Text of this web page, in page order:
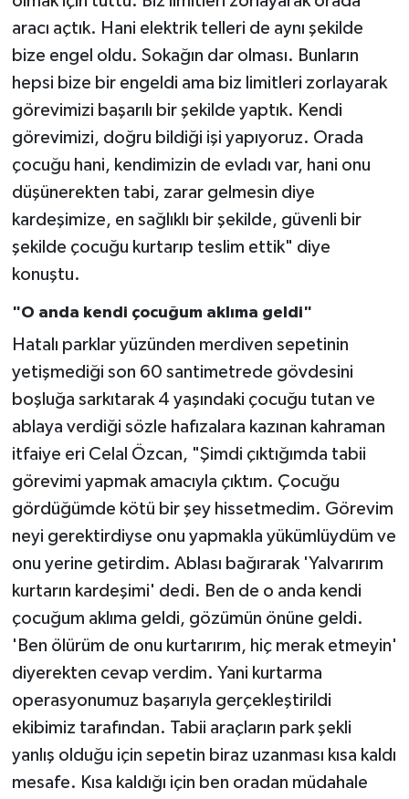
aracı açtık. Hani elektrik telleri de aynı şekilde
bize engel oldu. Sokağın dar olması. Bunların
hepsi bize bir engeldi ama biz limitleri zorlayarak
görevimizi başarılı bir şekilde yaptık. Kendi
görevimizi, doğru bildiği işi yapıyoruz. Orada
çocuğu hani, kendimizin de evladı var, hani onu
düşünerekten tabi, zarar gelmesin diye
kardeşimize, en sağlıklı bir şekilde, güvenli bir
şekilde çocuğu kurtarıp teslim ettik" diye
konuştu.
"O anda kendi çocuğum aklıma geldi"
Hatalı parklar yüzünden merdiven sepetinin
yetişmediği son 60 santimetrede gövdesini
boşluğa sarkıtarak 4 yaşındaki çocuğu tutan ve
ablaya verdiği sözle hafızalara kazınan kahraman
itfaiye eri Celal Özcan, "Şimdi çıktığımda tabii
görevimi yapmak amacıyla çıktım. Çocuğu
gördüğümde kötü bir şey hissetmedim. Görevim
neyi gerektirdiyse onu yapmakla yükümlüydüm ve
onu yerine getirdim. Ablası bağırarak 'Yalvarırım
kurtarın kardeşimi' dedi. Ben de o anda kendi
çocuğum aklıma geldi, gözümün önüne geldi.
'Ben ölürüm de onu kurtarırım, hiç merak etmeyin'
diyerekten cevap verdim. Yani kurtarma
operasyonumuz başarıyla gerçekleştirildi
ekibimiz tarafından. Tabii araçların park şekli
yanlış olduğu için sepetin biraz uzanması kısa kaldı
mesafe. Kısa kaldığı için ben oradan müdahale